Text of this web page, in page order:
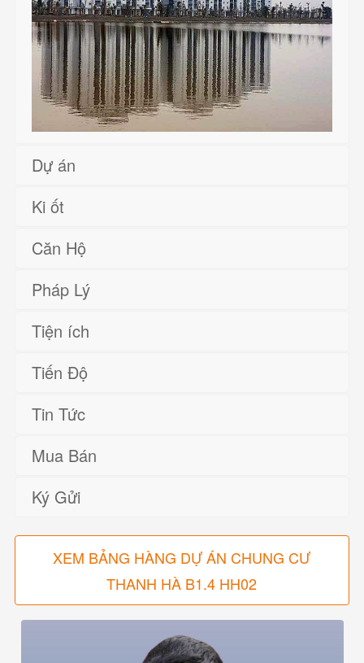
Dự án
Ki ốt
Căn Hộ
Pháp Lý
Tiện ích
Tiến Độ
Tin Tức
Mua Bán
Ký Gửi
XEM BẢNG HÀNG DỰ ÁN CHUNG CƯ
THANH HÀ B1.4 HH02